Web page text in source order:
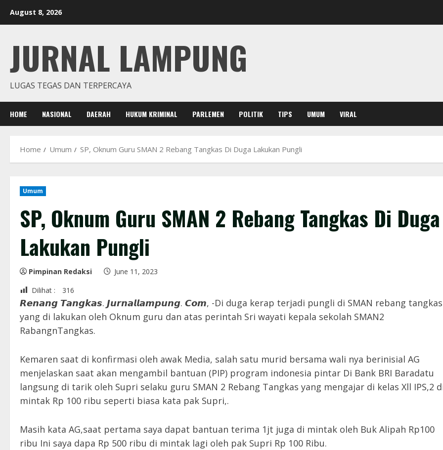
August 8, 2026
JURNAL LAMPUNG
LUGAS TEGAS DAN TERPERCAYA
HOME NASIONAL DAERAH HUKUM KRIMINAL PARLEMEN POLITIK TIPS UMUM VIRAL
Home Umum SP, Oknum Guru SMAN 2 Rebang Tangkas Di Duga Lakukan Pungli
Umum
SP, Oknum Guru SMAN 2 Rebang Tangkas Di Duga
Lakukan Pungli
Pimpinan Redaksi
June 11, 2023
Dilihat :
316
𝙍𝙚𝙣𝙖𝙣𝙜 𝙏𝙖𝙣𝙜𝙠𝙖𝙨. 𝙅𝙪𝙧𝙣𝙖𝙡𝙡𝙖𝙢𝙥𝙪𝙣𝙜. 𝘾𝙤𝙢, -Di duga kerap terjadi pungli di SMAN rebang tangkas
yang di lakukan oleh Oknum guru dan atas perintah Sri wayati kepala sekolah SMAN2
RabangnTangkas.
Kemaren saat di konfirmasi oleh awak Media, salah satu murid bersama wali nya berinisial AG
menjelaskan saat akan mengambil bantuan (PIP) program indonesia pintar Di Bank BRI Baradatu
langsung di tarik oleh Supri selaku guru SMAN 2 Rebang Tangkas yang mengajar di kelas Xll IPS,2
mintak Rp 100 ribu seperti biasa kata pak Supri,.
Masih kata AG,saat pertama saya dapat bantuan terima 1jt juga di mintak oleh Buk Alipah Rp100
ribu Ini saya dapa Rp 500 ribu di mintak lagi oleh pak Supri Rp 100 Ribu.